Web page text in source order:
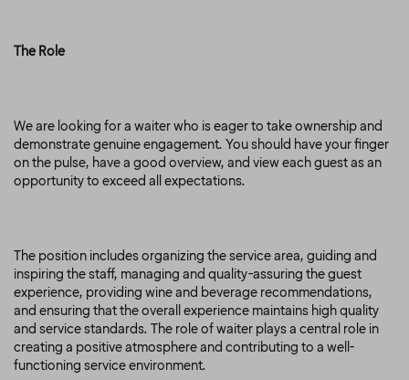
The Role
We are looking for a waiter who is eager to take ownership and
demonstrate genuine engagement. You should have your finger
on the pulse, have a good overview, and view each guest as an
opportunity to exceed all expectations.
The position includes organizing the service area, guiding and
inspiring the staff, managing and quality-assuring the guest
experience, providing wine and beverage recommendations,
and ensuring that the overall experience maintains high quality
and service standards. The role of waiter plays a central role in
creating a positive atmosphere and contributing to a well-
functioning service environment.